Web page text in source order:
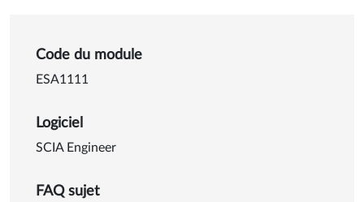
Détails sur Importer un
Code du module
ESA1111
Logiciel
SCIA Engineer
FAQ sujet